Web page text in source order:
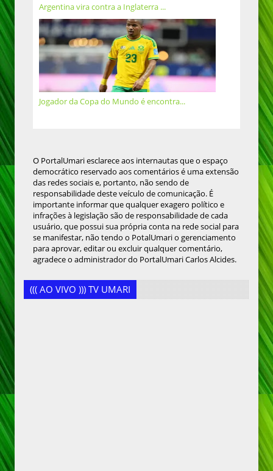
Argentina vira contra a Inglaterra ...
Jogador da Copa do Mundo é encontra...
O PortalUmari esclarece aos internautas que o espaço
democrático reservado aos comentários é uma extensão
das redes sociais e, portanto, não sendo de
responsabilidade deste veículo de comunicação. É
importante informar que qualquer exagero político e
infrações à legislação são de responsabilidade de cada
usuário, que possui sua própria conta na rede social para
se manifestar, não tendo o PotalUmari o gerenciamento
para aprovar, editar ou excluir qualquer comentário,
agradece o administrador do PortalUmari Carlos Alcides.
((( AO VIVO ))) TV UMARI